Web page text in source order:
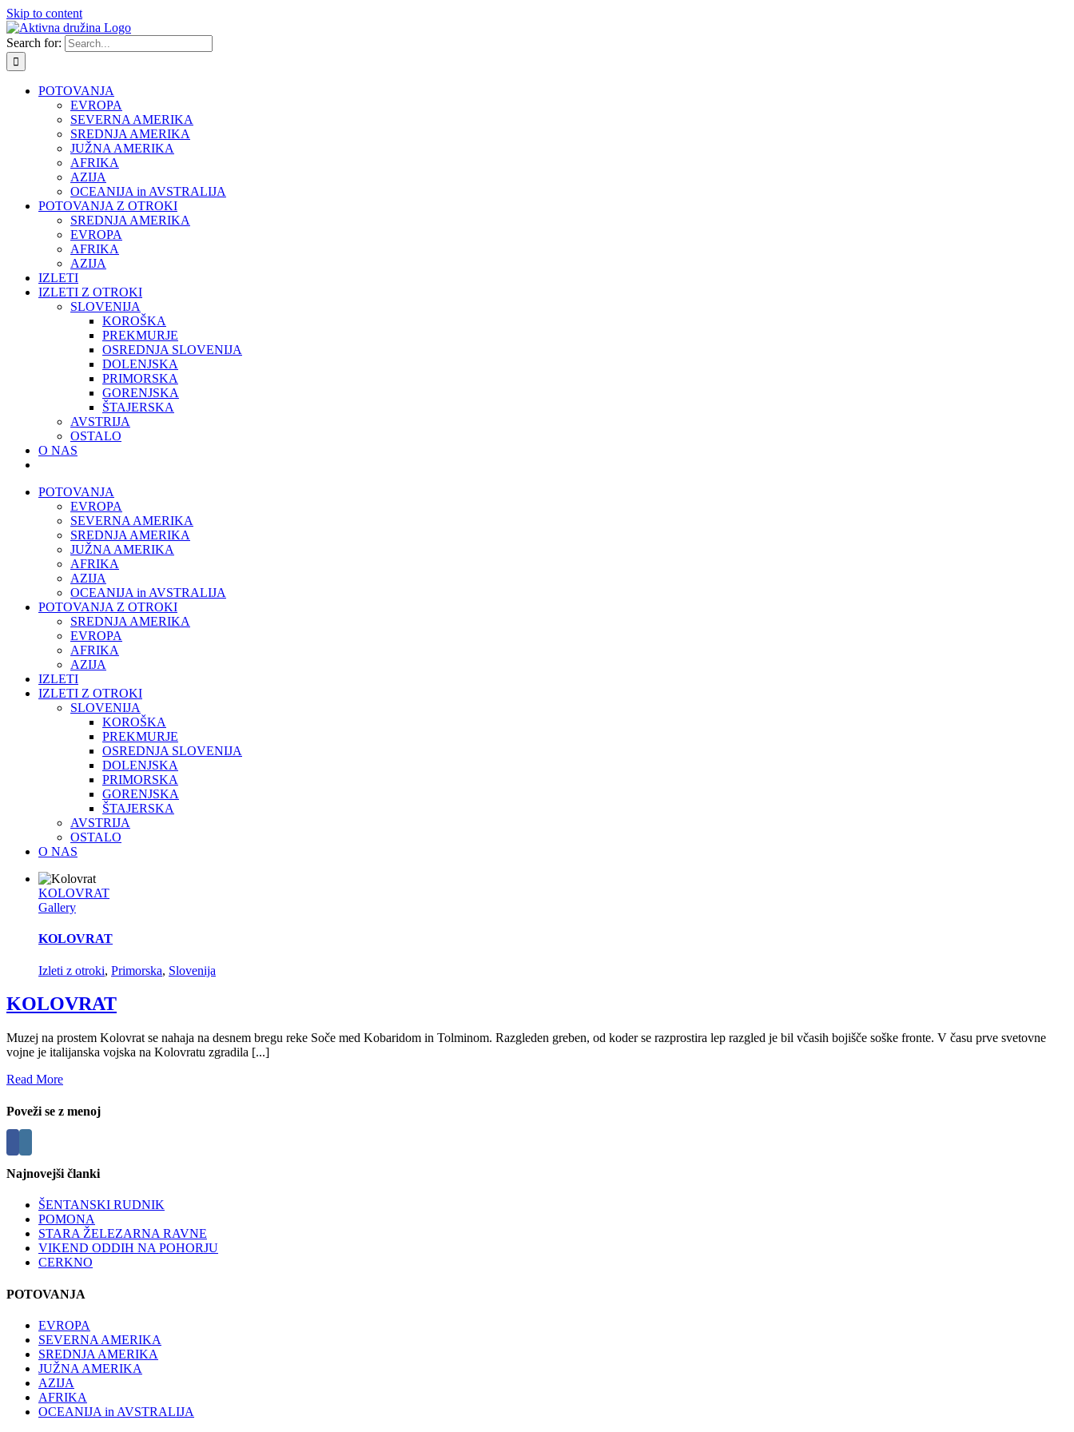
Skip to content
Search for:
POTOVANJA
EVROPA
SEVERNA AMERIKA
SREDNJA AMERIKA
JUŽNA AMERIKA
AFRIKA
AZIJA
OCEANIJA in AVSTRALIJA
POTOVANJA Z OTROKI
SREDNJA AMERIKA
EVROPA
AFRIKA
AZIJA
IZLETI
IZLETI Z OTROKI
SLOVENIJA
KOROŠKA
PREKMURJE
OSREDNJA SLOVENIJA
DOLENJSKA
PRIMORSKA
GORENJSKA
ŠTAJERSKA
AVSTRIJA
OSTALO
O NAS
POTOVANJA
EVROPA
SEVERNA AMERIKA
SREDNJA AMERIKA
JUŽNA AMERIKA
AFRIKA
AZIJA
OCEANIJA in AVSTRALIJA
POTOVANJA Z OTROKI
SREDNJA AMERIKA
EVROPA
AFRIKA
AZIJA
IZLETI
IZLETI Z OTROKI
SLOVENIJA
KOROŠKA
PREKMURJE
OSREDNJA SLOVENIJA
DOLENJSKA
PRIMORSKA
GORENJSKA
ŠTAJERSKA
AVSTRIJA
OSTALO
O NAS
KOLOVRAT
Gallery
KOLOVRAT
Izleti z otroki, Primorska, Slovenija
KOLOVRAT
Muzej na prostem Kolovrat se nahaja na desnem bregu reke Soče med Kobaridom in Tolminom. Razgleden greben, od koder se razprostira lep razgled je bil včasih bojišče soške fronte. V času prve svetovne
vojne je italijanska vojska na Kolovratu zgradila [...]
Read More
Poveži se z menoj
Najnovejši članki
ŠENTANSKI RUDNIK
POMONA
STARA ŽELEZARNA RAVNE
VIKEND ODDIH NA POHORJU
CERKNO
POTOVANJA
EVROPA
SEVERNA AMERIKA
SREDNJA AMERIKA
JUŽNA AMERIKA
AZIJA
AFRIKA
OCEANIJA in AVSTRALIJA